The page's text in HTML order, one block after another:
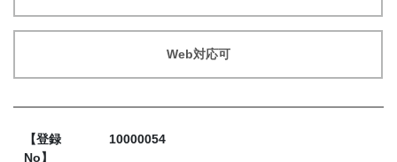
Web対応可
【登録
No】
10000054